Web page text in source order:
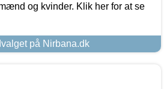
og kvinder. Klik her for at se
på Nirbana.dk